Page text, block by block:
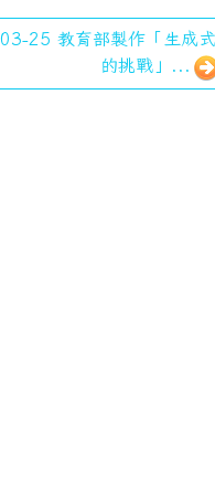
03-25 教育部製作「生成
的挑戰」...